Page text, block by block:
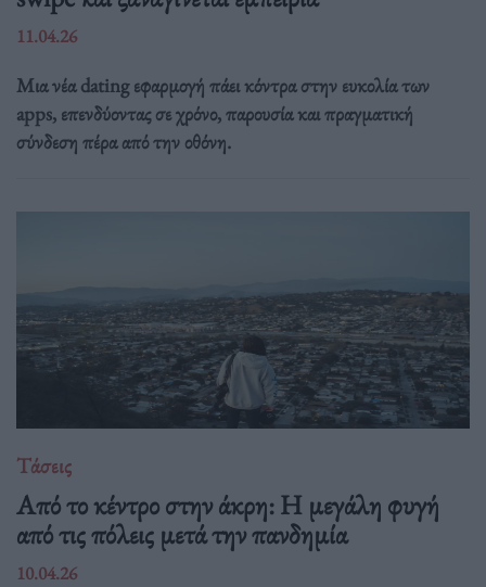
11.04.26
Μια νέα dating εφαρμογή πάει κόντρα στην ευκολία των
apps, επενδύοντας σε χρόνο, παρουσία και πραγματική
σύνδεση πέρα από την οθόνη.
Τάσεις
Από το κέντρο στην άκρη: H μεγάλη φυγή
από τις πόλεις μετά την πανδημία
10.04.26